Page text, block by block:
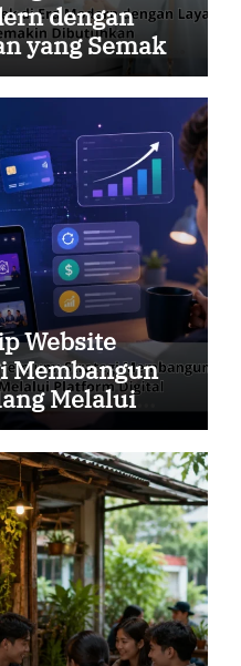
dengan
yang Semakin
Website
Membangun
Melalui